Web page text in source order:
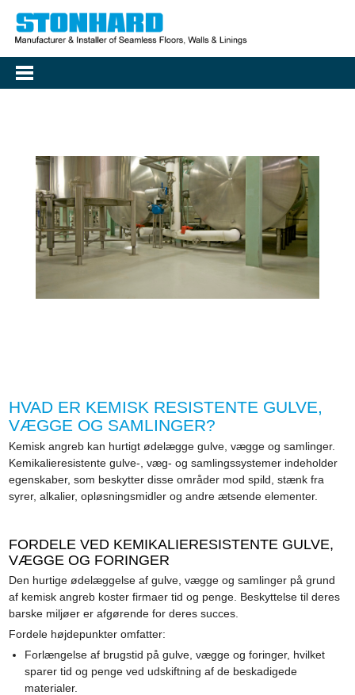
HVAD ER KEMISK RESISTENTE GULVE,
VÆGGE OG SAMLINGER?
Kemisk angreb kan hurtigt ødelægge gulve, vægge og samlinger.
Kemikalieresistente gulve-, væg- og samlingssystemer indeholder
egenskaber, som beskytter disse områder mod spild, stænk fra
syrer, alkalier, opløsningsmidler og andre ætsende elementer.
FORDELE VED KEMIKALIERESISTENTE GULVE,
VÆGGE OG FORINGER
Den hurtige ødelæggelse af gulve, vægge og samlinger på grund
af kemisk angreb koster firmaer tid og penge. Beskyttelse til deres
barske miljøer er afgørende for deres succes.
Fordele højdepunkter omfatter:
Forlængelse af brugstid på gulve, vægge og foringer, hvilket
sparer tid og penge ved udskiftning af de beskadigede
materialer.